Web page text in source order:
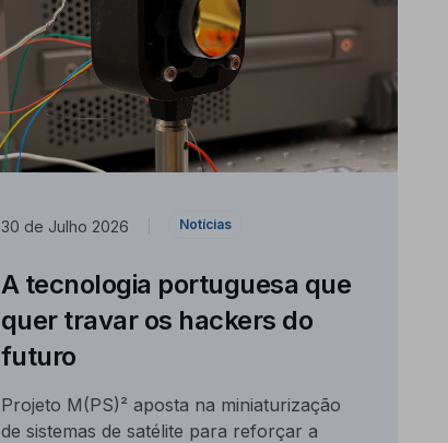
30 de Julho 2026 Notícias
A tecnologia portuguesa que
quer travar os hackers do
futuro
Projeto M(PS)² aposta na miniaturização
de sistemas de satélite para reforçar a